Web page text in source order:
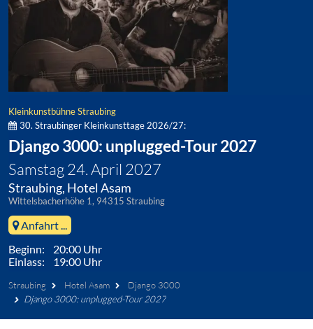
Kleinkunstbühne Straubing
30. Straubinger Kleinkunsttage 2026/27:
Django 3000: unplugged-Tour 2027
Samstag 24. April 2027
Straubing, Hotel Asam
Wittelsbacherhöhe 1, 94315 Straubing
Anfahrt ...
Beginn: 20:00 Uhr
Einlass: 19:00 Uhr
Straubing Hotel Asam
Django 3000
Django 3000: unplugged-Tour 2027